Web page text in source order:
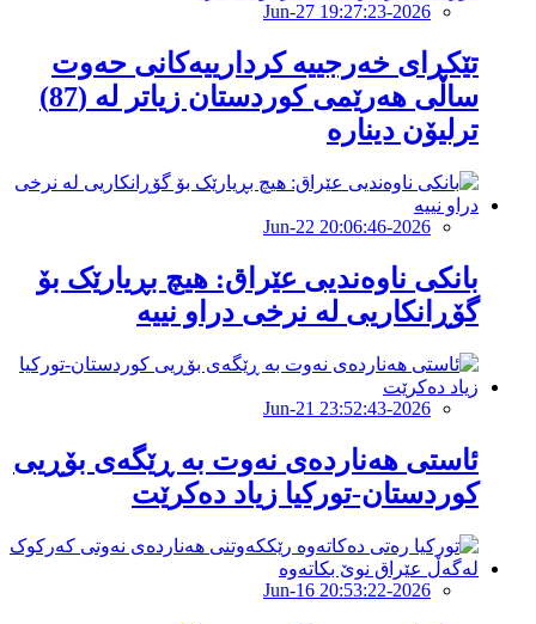
2026-Jun-27 19:27:23
تێکڕای خەرجییە کردارییەکانی حەوت
ساڵی هەرێمی کوردستان زیاتر لە (87)
ترلیۆن دینارە
2026-Jun-22 20:06:46
بانکى ناوەندیى عێراق: هیچ بڕیارێک بۆ
گۆڕانکاریى لە نرخى دراو نییە
2026-Jun-21 23:52:43
ئاستی هەناردەی نەوت بە ڕێگەی بۆڕیی
کوردستان-تورکیا زیاد دەکرێت
2026-Jun-16 20:53:22